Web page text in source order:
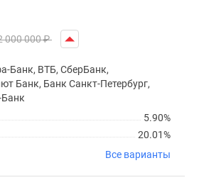
000 000₽
Банк, ВТБ, СберБанк,
Банк, Банк Санкт-Петербург,
5.90%
20.01%
Все варианты